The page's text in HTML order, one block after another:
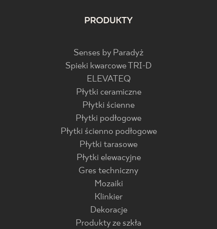
PRODUKTY
Senses by Paradyż
Spieki kwarcowe TRI-D
ELEVATEQ
Płytki ceramiczne
Płytki ścienne
Płytki podłogowe
Płytki ścienno podłogowe
Płytki tarasowe
Płytki elewacyjne
Gres techniczny
Mozaiki
Klinkier
Dekoracje
Produkty ze szkła